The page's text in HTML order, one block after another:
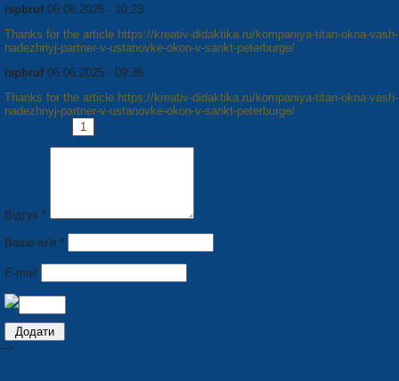
ispbruf 06.06.2025 - 10:23
Thanks for the article https://kreativ-didaktika.ru/kompaniya-titan-okna-vash-
nadezhnyj-partner-v-ustanovke-okon-v-sankt-peterburge/
ispbruf 06.06.2025 - 09:36
Thanks for the article https://kreativ-didaktika.ru/kompaniya-titan-okna-vash-
nadezhnyj-partner-v-ustanovke-okon-v-sankt-peterburge/
1
Відгук *
Ваше ім'я *
E-mail
-->